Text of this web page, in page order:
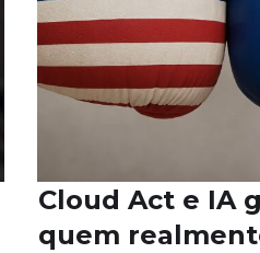
GDPR: O
que revela sua